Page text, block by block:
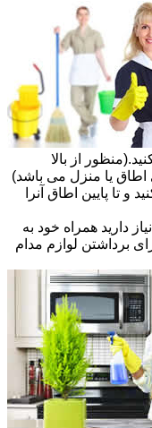
از بالا
یا منزل می باشد)
و تا پایین اطاق آنرا
دارید همراه خود به
برداشتن لوازم مدام